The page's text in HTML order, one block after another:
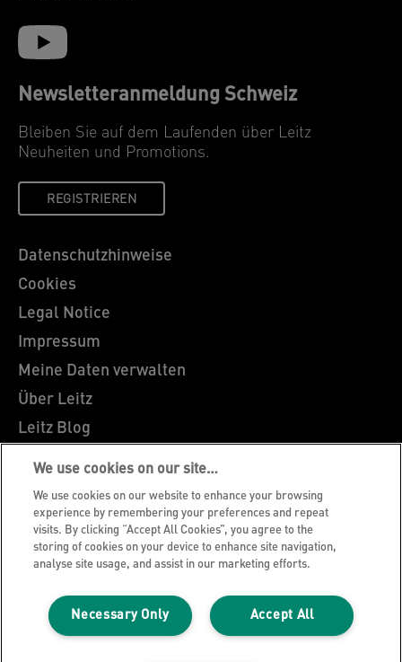
Newsletteranmeldung Schweiz
Bleiben Sie auf dem Laufenden über Leitz
Neuheiten und Promotions.
REGISTRIEREN
Datenschutzhinweise
Cookies
Legal Notice
Impressum
Meine Daten verwalten
Über Leitz
Leitz Blog
Karriere
Leitz EasyPrint
Kundenservice
Hinweise zum Verpackungsrecycling
Garantiebedingungen
Konformitätserklärungen
Sitemap
We use cookies on our site…
We use cookies on our website to enhance your browsing
experience by remembering your preferences and repeat
visits. By clicking “Accept All Cookies”, you agree to the
storing of cookies on your device to enhance site navigation,
analyse site usage, and assist in our marketing efforts.
Accept All
Necessary Only